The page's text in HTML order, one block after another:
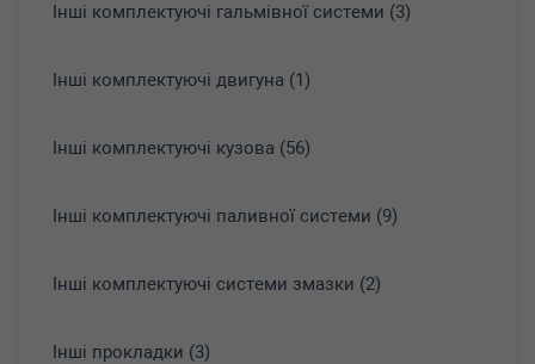
Інші комплектуючі гальмівної системи (3)
Інші комплектуючі двигуна (1)
Інші комплектуючі кузова (56)
Інші комплектуючі паливної системи (9)
Інші комплектуючі системи змазки (2)
Інші прокладки (3)